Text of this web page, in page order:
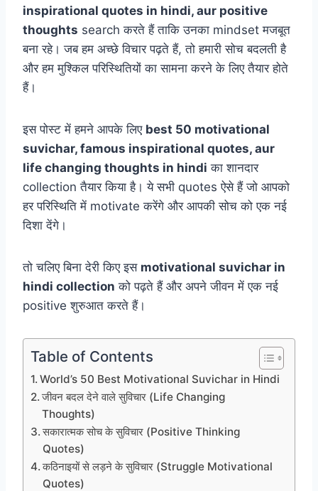
inspirational quotes in hindi, aur positive
thoughts search करते हैं ताकि उनका mindset मजबूत
बना रहे। जब हम अच्छे विचार पढ़ते हैं, तो हमारी सोच बदलती है
और हम मुश्किल परिस्थितियों का सामना करने के लिए तैयार होते
हैं।
इस पोस्ट में हमने आपके लिए best 50 motivational
suvichar, famous inspirational quotes, aur
life changing thoughts in hindi का शानदार
collection तैयार किया है। ये सभी quotes ऐसे हैं जो आपको
हर परिस्थिति में motivate करेंगे और आपकी सोच को एक नई
दिशा देंगे।
तो चलिए बिना देरी किए इस motivational suvichar in
hindi collection को पढ़ते हैं और अपने जीवन में एक नई
positive शुरुआत करते हैं।
Table of Contents
World’s 50 Best Motivational Suvichar in Hindi
जीवन बदल देने वाले सुविचार (Life Changing
Thoughts)
सकारात्मक सोच के सुविचार (Positive Thinking
Quotes)
कठिनाइयों से लड़ने के सुविचार (Struggle Motivational
Quotes)